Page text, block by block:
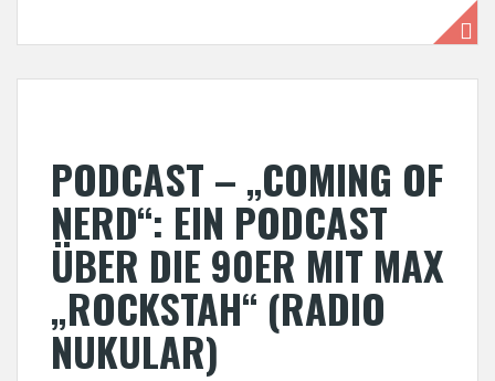
PODCAST – „COMING OF
NERD“: EIN PODCAST
ÜBER DIE 90ER MIT MAX
„ROCKSTAH“ (RADIO
NUKULAR)